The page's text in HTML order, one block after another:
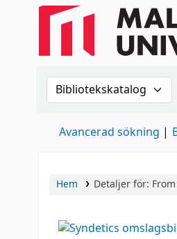
Sök i katalogen
Avancerad sökning
Hem Detaljer för: